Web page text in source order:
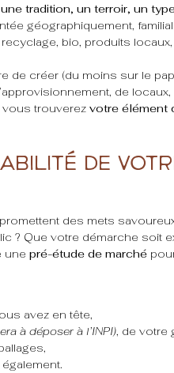
une tradition, un terroir, un
géographiquement,
bio, produits
de créer (du moins sur le
de
vous trouverez votre élément
de
des mets
? Que votre démarche soit
une pré-étude de marché
avez en tête,
à déposer à l’INPI), de votre